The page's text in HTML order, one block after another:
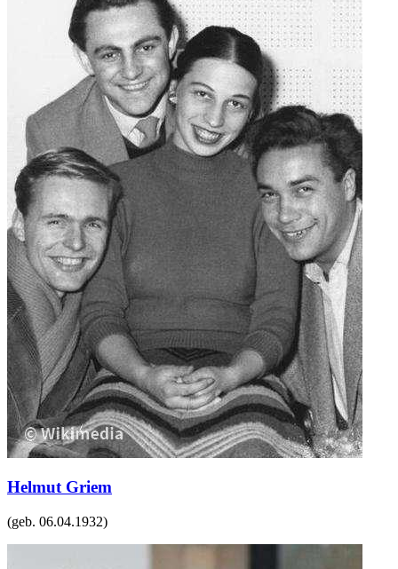
Helmut Griem
(geb. 06.04.1932)